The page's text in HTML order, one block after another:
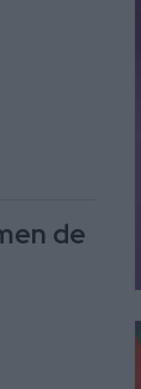
de